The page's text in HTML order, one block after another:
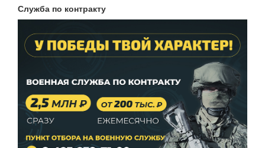
Служба по контракту